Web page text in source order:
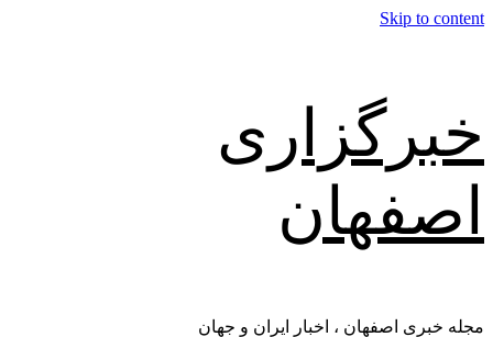
Skip to content
خبرگزاری
اصفهان
مجله خبری اصفهان ، اخبار ایران و جهان